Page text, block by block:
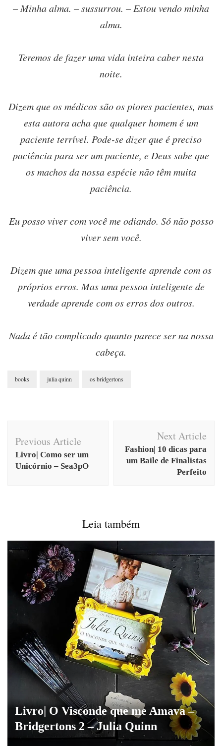
– Minha alma. – sussurrou. – Estou vendo minha
alma.
Teremos de fazer uma vida inteira caber nesta
noite.
Dizem que os médicos são os piores pacientes, mas
esta autora acha que qualquer homem é um
paciente terrível. Pode-se dizer que é preciso
paciência para ser um paciente, e Deus sabe que
os machos da nossa espécie não têm muita
paciência.
Eu posso viver com você me odiando. Só não posso
viver sem você.
Dizem que uma pessoa inteligente aprende com os
próprios erros. Mas uma pessoa inteligente de
verdade aprende com os erros dos outros.
Nada é tão complicado quanto parece ser na nossa
cabeça.
books julia quinn os bridgertons
Navigation
Previous Article
Livro| Como ser um
Unicórnio – Sea3pO
Next Article
Fashion| 10 dicas para
um Baile de Finalistas
Perfeito
Leia também
Livro| O Visconde que me Amava –
Bridgertons 2 – Julia Quinn